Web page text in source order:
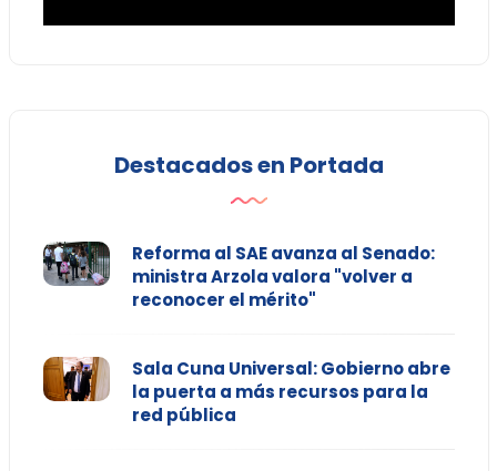
Destacados en Portada
Reforma al SAE avanza al Senado:
ministra Arzola valora "volver a
reconocer el mérito"
Sala Cuna Universal: Gobierno abre
la puerta a más recursos para la
red pública